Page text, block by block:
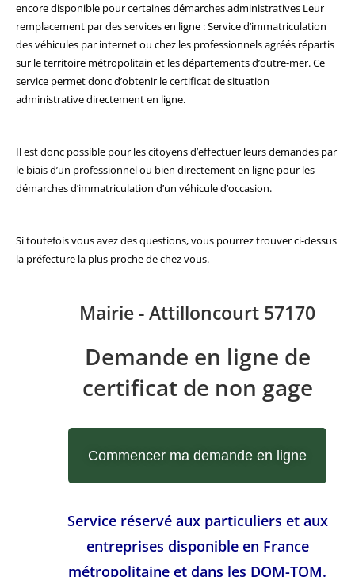
encore disponible pour certaines démarches administratives Leur
remplacement par des services en ligne : Service d’immatriculation
des véhicules par internet ou chez les professionnels agréés répartis
sur le territoire métropolitain et les départements d’outre-mer. Ce
service permet donc d’obtenir le certificat de situation
administrative directement en ligne.
Il est donc possible pour les citoyens d’effectuer leurs demandes par
le biais d’un professionnel ou bien directement en ligne pour les
démarches d’immatriculation d’un véhicule d’occasion.
Si toutefois vous avez des questions, vous pourrez trouver ci-dessus
la préfecture la plus proche de chez vous.
Mairie - Attilloncourt 57170
Demande en ligne de
certificat de non gage
Commencer ma demande en ligne
Service réservé aux particuliers et aux
entreprises disponible en France
métropolitaine et dans les DOM-TOM.